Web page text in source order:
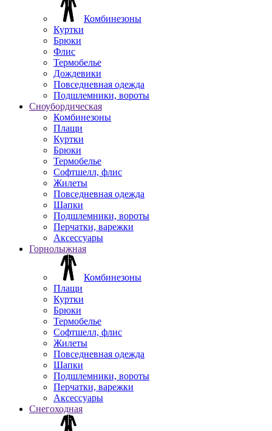
Комбинезоны
Куртки
Брюки
Флис
Термобелье
Дождевики
Повседневная одежда
Подшлемники, вороты
Сноубордическая
Комбинезоны
Плащи
Куртки
Брюки
Термобелье
Софтшелл, флис
Жилеты
Повседневная одежда
Шапки
Подшлемники, вороты
Перчатки, варежки
Аксессуары
Горнолыжная
Комбинезоны
Плащи
Куртки
Брюки
Термобелье
Софтшелл, флис
Жилеты
Повседневная одежда
Шапки
Подшлемники, вороты
Перчатки, варежки
Аксессуары
Снегоходная